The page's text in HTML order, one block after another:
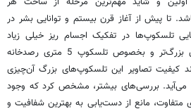
تا پیش از آغاز قرن بیستم و توانایی بشر در
تلسکوپ‌ها در تفکیک اجسام ریز خیلی زیاد
نبود. اما با ساخت تلسکوپ‌های بزرگ‌تر و بخصوص تلسکوپ 5 متری رصدخانه
کیفیت تصاویر این تلسکوپ‌های بزرگ آن‌چیزی
بررسی‌های بیشتر، مشخص کرد که وجود
متفاوت، مانع از دست‌یابی به بهترین شفافیت و